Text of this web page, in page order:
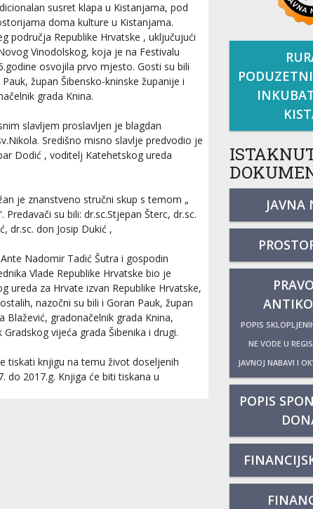
susret klapa u Kistanjama, pod
doma kulture u Kistanjama.
područja Republike Hrvatske , uključujući
Vinodolskog, koja je na Festivalu
osvojila prvo mjesto. Gosti su bili
župan Šibensko-kninske županije i
grada Knina.
slavljem proslavljen je blagdan
Središno misno slavlje predvodio je
Dodić , voditelj Katehetskog ureda
je znanstveno stručni skup s temom „
su bili: dr.sc.Stjepan Šterc, dr.sc.
dr.sc. don Josip Dukić ,
Nadomir Tadić Šutra i gospodin
Vlade Republike Hrvatske bio je
ureda za Hrvate izvan Republike Hrvatske,
nazočni su bili i Goran Pauk, župan
Blažević, gradonačelnik grada Knina,
vijeća grada Šibenika i drugi.
tiskati knjigu na temu život doseljenih
do 2017.g. Knjiga će biti tiskana u
JAVNA
POPIS
NE VODE U
JAVNOJ NABAVI I
POPIS